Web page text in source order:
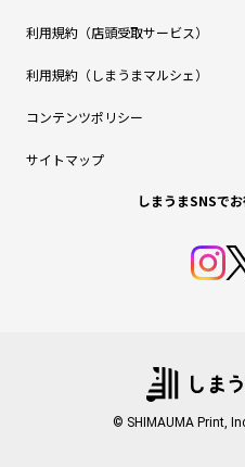
利用規約（店頭受取サービス）
利用規約（しまうまマルシェ）
コンテンツポリシー
サイトマップ
しまうまSNSで
© SHIMAUMA Print,